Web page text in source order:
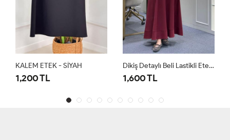
KALEM ETEK - SİYAH
1,200 TL
Dikiş Detaylı Beli Lastikli Etek Bordo
1,600 TL